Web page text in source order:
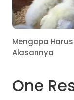
Mengapa
Alasannya
One